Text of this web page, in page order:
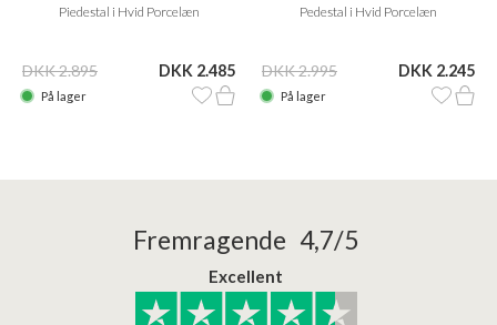
Piedestal i Hvid Porcelæn
DKK 2.895 DKK 2.485
På lager
Pedestal i Hvid Porcelæn
DKK 2.995 DKK 2.245
På lager
Fremragende 4,7/5
Excellent